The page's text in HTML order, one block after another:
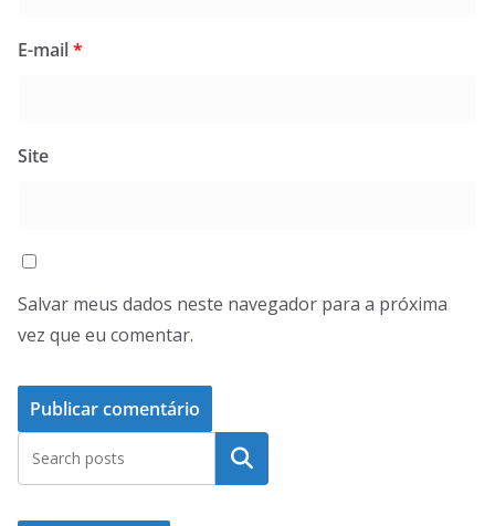
E-mail*
Site
Salvar meus dados neste navegador para a próxima
vez que eu comentar.
Pesquisar